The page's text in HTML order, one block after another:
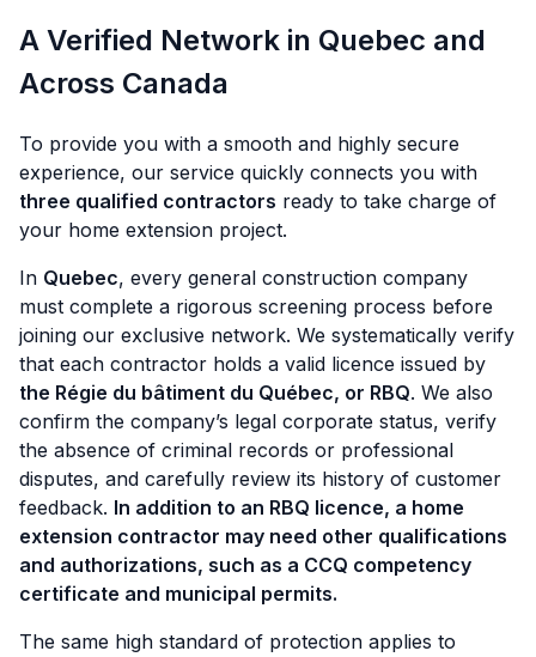
A Verified Network in Quebec and
Across Canada
To provide you with a smooth and highly secure
experience, our service quickly connects you with
three qualified contractors ready to take charge of
your home extension project.
In Quebec, every general construction company
must complete a rigorous screening process before
joining our exclusive network. We systematically verify
that each contractor holds a valid licence issued by
the Régie du bâtiment du Québec, or RBQ. We also
confirm the company’s legal corporate status, verify
the absence of criminal records or professional
disputes, and carefully review its history of customer
feedback. In addition to an RBQ licence, a home
extension contractor may need other qualifications
and authorizations, such as a CCQ competency
certificate and municipal permits.
The same high standard of protection applies to